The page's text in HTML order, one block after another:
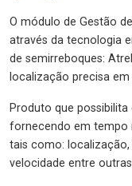
O módulo de Gestão
através da tecnologia
de semirreboques:
localização precisa
Produto que
fornecendo em tempo
tais como:
velocidade entre